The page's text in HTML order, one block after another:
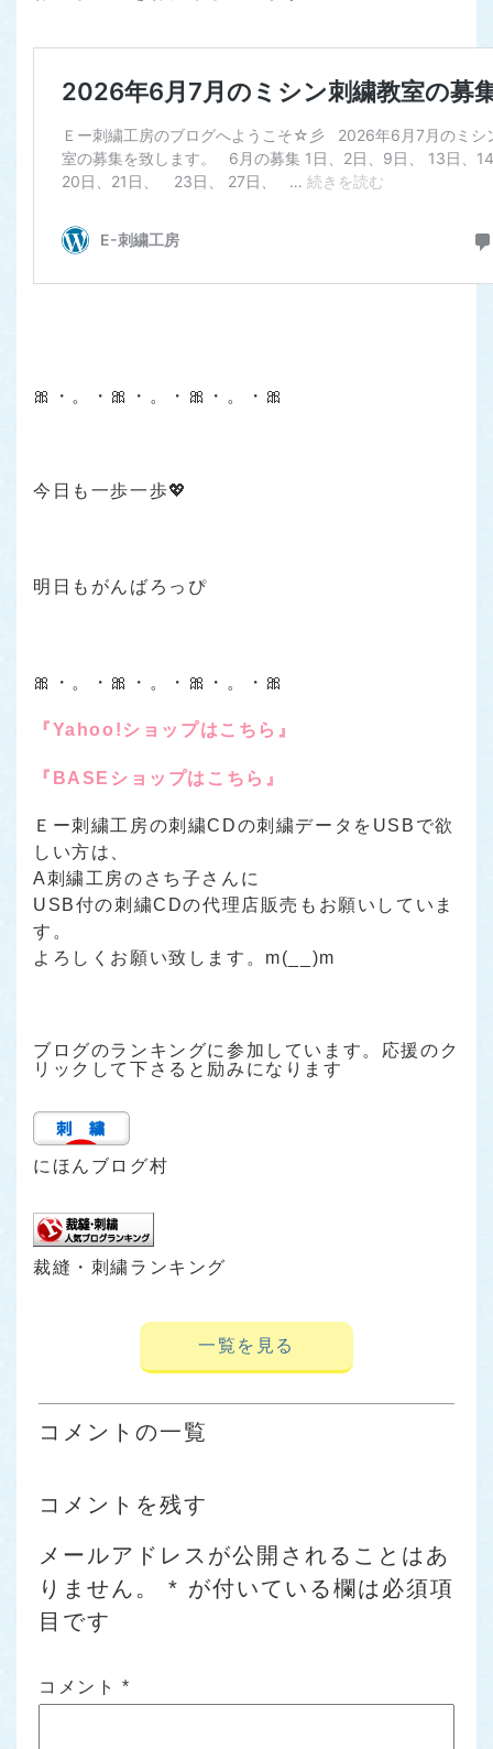
🎀・。・🎀・。・🎀・。・🎀
今日も一歩一歩💖
明日もがんばろっぴ
🎀・。・🎀・。・🎀・。・🎀
『Yahoo!ショップはこちら』
『BASEショップはこちら』
Ｅー刺繍工房の刺繍CDの刺繍データをUSBで欲
しい方は、
A刺繍工房のさち子さんに
USB付の刺繍CDの代理店販売もお願いしていま
す。
よろしくお願い致します。m(__)m
ブログのランキングに参加しています。応援のク
リックして下さると励みになります
にほんブログ村
裁縫・刺繍ランキング
一覧を見る
コメントの一覧
コメントを残す
メールアドレスが公開されることはあ
りません。
* が付いている欄は必須項
目です
コメント *